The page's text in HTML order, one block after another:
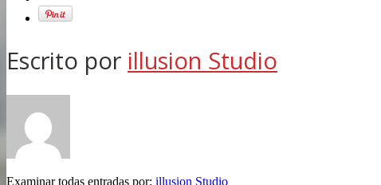
Escrito por illusion Studio
Examinar todas entradas por: illusion Studio